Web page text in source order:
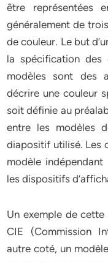
être représentées
généralement de
de couleur. Le but
la spécification des
modèles sont des
décrire une couleur
soit définie au
entre les modèles
diapositif utilisé. Les
modèle
les dispositifs
Un exemple de
CIE (Commission
autre coté, un